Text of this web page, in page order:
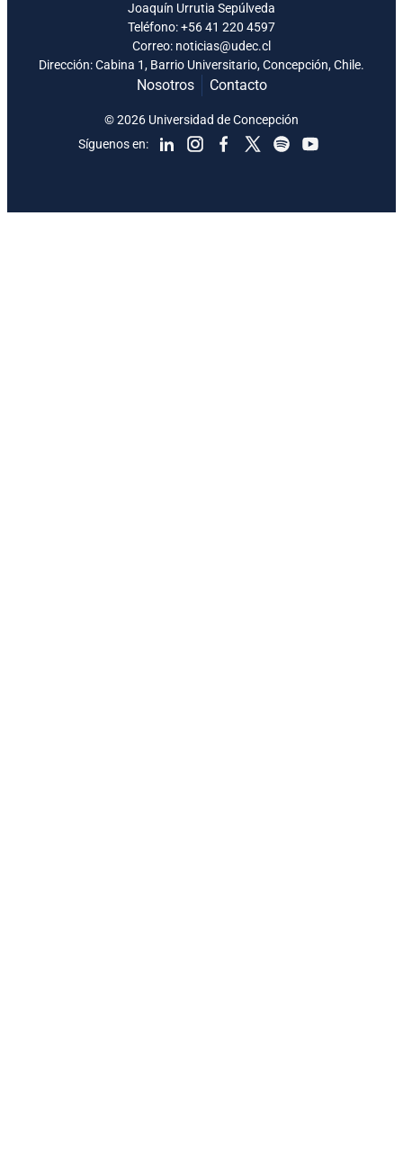
Joaquín Urrutia Sepúlveda
Teléfono:+56 41 220 4597
Correo: noticias@udec.cl
Dirección: Cabina 1, Barrio Universitario, Concepción, Chile.
Nosotros Contacto
Síguenos en:
© 2026 Universidad de Concepción